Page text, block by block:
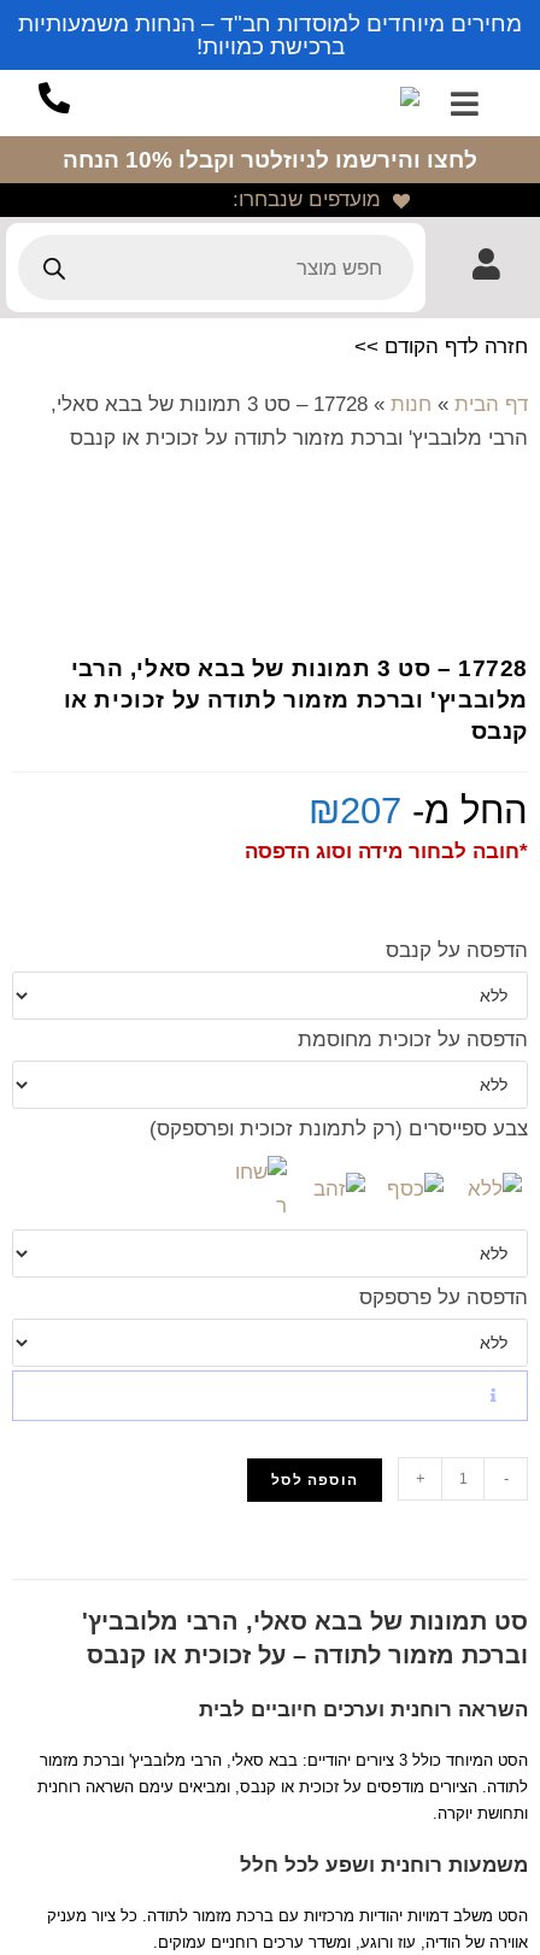
מחירים מיוחדים למוסדות חב"ד – הנחות משמעותיות
ברכישת כמויות!
לחצו והירשמו לניוזלטר וקבלו 10% הנחה
מועדפים שנבחרו:
חזרה לדף הקודם >>
דף הבית » חנות »
17728 – סט 3 תמונות של בבא סאלי,
הרבי מלובביץ' וברכת מזמור לתודה על זכוכית או קנבס
17728 – סט 3 תמונות של בבא סאלי, הרבי
מלובביץ' וברכת מזמור לתודה על זכוכית או
קנבס
החל מ- ₪207
*חובה לבחור מידה וסוג הדפסה
הדפסה על קנבס
הדפסה על זכוכית מחוסמת
צבע ספייסרים (רק לתמונת זכוכית ופרספקס)
הדפסה על פרספקס
-
+ הוספה לסל
סט תמונות של בבא סאלי, הרבי מלובביץ'
וברכת מזמור לתודה – על זכוכית או קנבס
השראה רוחנית וערכים חיוביים לבית
הסט המיוחד כולל 3 ציורים יהודיים: בבא סאלי, הרבי מלובביץ' וברכת מזמור
לתודה. הציורים מודפסים על זכוכית או קנבס, ומביאים עימם השראה רוחנית
ותחושת יוקרה.
משמעות רוחנית ושפע לכל חלל
הסט משלב דמויות יהודיות מרכזיות עם ברכת מזמור לתודה. כל ציור מעניק
אווירה של הודיה, עוז ורוגע, ומשדר ערכים רוחניים עמוקים.